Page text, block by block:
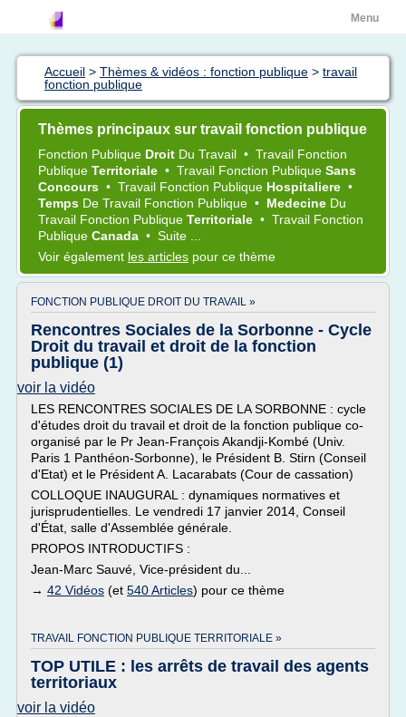
Menu
Accueil > Thèmes & vidéos : fonction publique > travail
fonction publique
Thèmes principaux sur travail fonction publique
Fonction Publique Droit Du Travail • Travail Fonction
Publique Territoriale • Travail Fonction Publique Sans
Concours • Travail Fonction Publique Hospitaliere •
Temps De Travail Fonction Publique • Medecine Du
Travail Fonction Publique Territoriale • Travail Fonction
Publique Canada • Suite ...
Voir également les articles pour ce thème
FONCTION PUBLIQUE DROIT DU TRAVAIL »
Rencontres Sociales de la Sorbonne - Cycle
Droit du travail et droit de la fonction
publique (1)
voir la vidéo
LES RENCONTRES SOCIALES DE LA SORBONNE : cycle
d'études droit du travail et droit de la fonction publique co-
organisé par le Pr Jean-François Akandji-Kombé (Univ.
Paris 1 Panthéon-Sorbonne), le Président B. Stirn (Conseil
d'Etat) et le Président A. Lacarabats (Cour de cassation)
COLLOQUE INAUGURAL : dynamiques normatives et
jurisprudentielles. Le vendredi 17 janvier 2014, Conseil
d'État, salle d'Assemblée générale.
PROPOS INTRODUCTIFS :
Jean-Marc Sauvé, Vice-président du...
→ 42 Vidéos (et 540 Articles) pour ce thème
TRAVAIL FONCTION PUBLIQUE TERRITORIALE »
TOP UTILE : les arrêts de travail des agents
territoriaux
voir la vidéo